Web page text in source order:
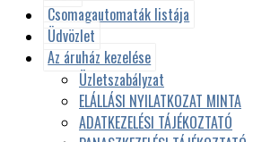
Csomagautomaták listája
Üdvözlet
Az áruház kezelése
Üzletszabályzat
ELÁLLÁSI NYILATKOZAT MINTA
ADATKEZELÉSI TÁJÉKOZTATÓ